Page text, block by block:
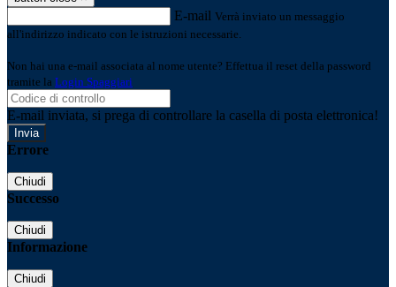
E-mail Verrà inviato un messaggio
all'indirizzo indicato con le istruzioni necessarie.
Non hai una e-mail associata al nome utente? Effettua il reset della password
tramite la Login Spaggiari
E-mail inviata, si prega di controllare la casella di posta elettronica!
Errore
Chiudi
Successo
Chiudi
Informazione
Chiudi